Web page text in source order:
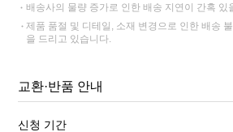
배송사의 물량 증가로 인한 배송 지연이 간혹 있
제품 품절 및 디테일, 소재 변경으로 인한 배송
을 드리고 있습니다.
교환·반품 안내
신청 기간